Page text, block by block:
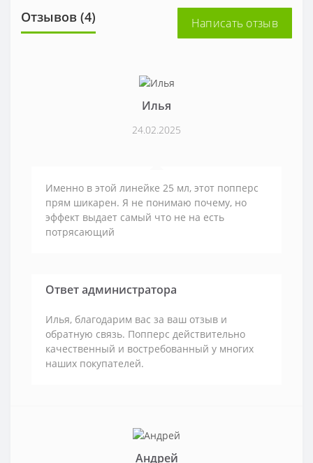
Отзывов (4) Написать отзыв
Илья
24.02.2025
Именно в этой линейке 25 мл, этот попперс
прям шикарен. Я не понимаю почему, но
эффект выдает самый что не на есть
потрясающий
Ответ администратора
Илья, благодарим вас за ваш отзыв и
обратную связь. Попперс действительно
качественный и востребованный у многих
наших покупателей.
Андрей